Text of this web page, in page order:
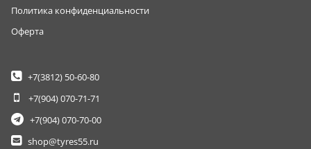
Политика конфиденциальности
Оферта
+7(3812) 50-60-80
+7(904)070-71-71
+7(904)070-70-00
shop@tyres55.ru